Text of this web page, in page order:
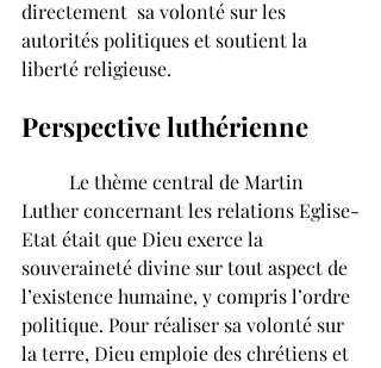
directement  sa volonté sur les
autorités politiques et soutient la
liberté religieuse.
Perspective luthérienne
Luther concernant les relations Eglise-
Etat était que Dieu exerce la
souveraineté divine sur tout aspect de
l’existence humaine, y compris l’ordre
politique. Pour réaliser sa volonté sur
la terre, Dieu emploie des chrétiens et